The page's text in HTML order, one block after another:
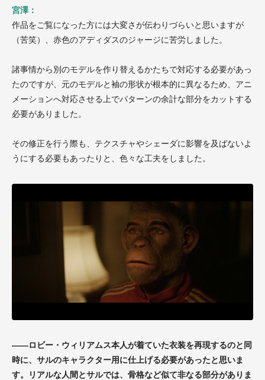
宮澤：
作品をご覧になった方には大変さが伝わりづらいと思いますが
（苦笑）、赤色のアディダスのジャージに苦労しました。
諸事情から別のモデルを作り替えるかたちで対応する必要があっ
たのですが、元のモデルと袖の形状が根本的に異なるため、アニ
メーションへ対応させる上でパターンの余計な部分をカットする
必要がありました。
その修正を行う際も、テクスチャやシェーダに影響を及ばないよ
うにする必要もあったりと、色々な工夫をしました。
——ロビー・ウィリアムス本人が着ていた衣装を再現するのと同
時に、サルのキャラクター用に仕上げる必要があったと思いま
す。リアルな人間とサルでは、骨格など似て非なる部分がありま